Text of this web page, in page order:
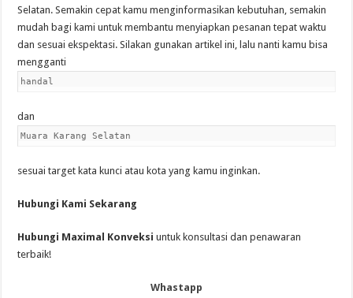
Selatan. Semakin cepat kamu menginformasikan kebutuhan, semakin
mudah bagi kami untuk membantu menyiapkan pesanan tepat waktu
dan sesuai ekspektasi. Silakan gunakan artikel ini, lalu nanti kamu bisa
mengganti
handal
dan
Muara Karang Selatan
sesuai target kata kunci atau kota yang kamu inginkan.
Hubungi Kami Sekarang
Hubungi Maximal Konveksi untuk konsultasi dan penawaran
terbaik!
Whastapp